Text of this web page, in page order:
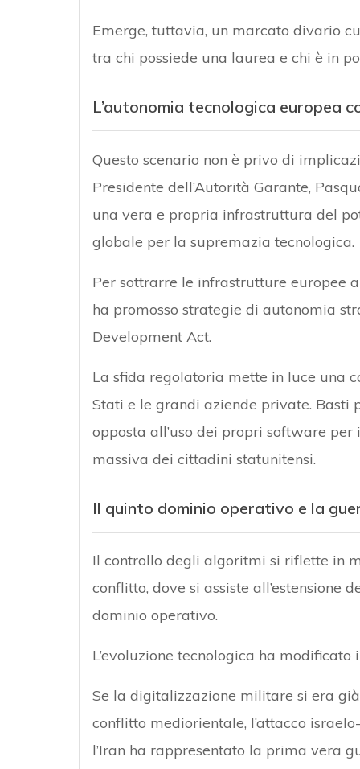
Emerge, tuttavia, un marcato divario
tra chi possiede una laurea e chi è in
L’autonomia tecnologica europea
Questo scenario non è privo di
Presidente dell’Autorità Garante,
una vera e propria infrastruttura del
globale per la supremazia tecnologica.
Per sottrarre le infrastrutture europee
ha promosso strategie di autonomia
Development Act.
La sfida regolatoria mette in luce una
Stati e le grandi aziende private. Basti
opposta all’uso dei propri software
massiva dei cittadini statunitensi.
Il quinto dominio operativo e la
Il controllo degli algoritmi si riflette in
conflitto, dove si assiste all’estensione
dominio operativo.
L’evoluzione tecnologica ha
Se la digitalizzazione militare si era
conflitto mediorientale, l’attacco
l’Iran ha rappresentato la prima vera